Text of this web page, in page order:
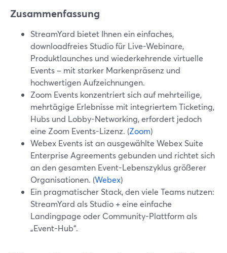
Zusammenfassung
StreamYard bietet Ihnen ein einfaches,
downloadfreies Studio für Live-Webinare,
Produktlaunches und wiederkehrende virtuelle
Events – mit starker Markenpräsenz und
hochwertigen Aufzeichnungen.
Zoom Events konzentriert sich auf mehrteilige,
mehrtägige Erlebnisse mit integriertem Ticketing,
Hubs und Lobby-Networking, erfordert jedoch
eine Zoom Events-Lizenz. (Zoom)
Webex Events ist an ausgewählte Webex Suite
Enterprise Agreements gebunden und richtet sich
an den gesamten Event-Lebenszyklus größerer
Organisationen. (Webex)
Ein pragmatischer Stack, den viele Teams nutzen:
StreamYard als Studio + eine einfache
Landingpage oder Community-Plattform als
„Event-Hub“.